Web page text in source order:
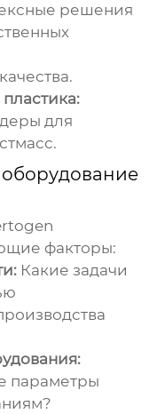
решения
для
оборудование
факторы:
Какие задачи
параметры